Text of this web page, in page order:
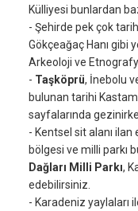
Külliyesi bunlardan
- Şehirde pek çok
Gökçeağaç Hanı gibi
Arkeoloji ve
- Taşköprü, İnebolu
bulunan tarihi
sayfalarında
- Kentsel sit alanı ilan
bölgesi ve milli parkı
Dağları Milli Parkı,
edebilirsiniz.
- Karadeniz yaylaları